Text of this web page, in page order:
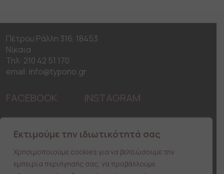
Εκτιμούμε την ιδιωτικότητά σας
Χρησιμοποιούμε cookies για να βελτιώσουμε την
εμπειρία περιήγησής σας, να προβάλλουμε
options
be
chosen
on
the
Πέτρου Ράλλη 316, 18453
Νίκαια
Τηλ: 210 42 51 170
email: info@typono.gr
FACEBOOK INSTAGRAM
Χρήσιμες Συμβουλές
Ειδικές Παραγγελίες
Λίστα Επιθυμιών